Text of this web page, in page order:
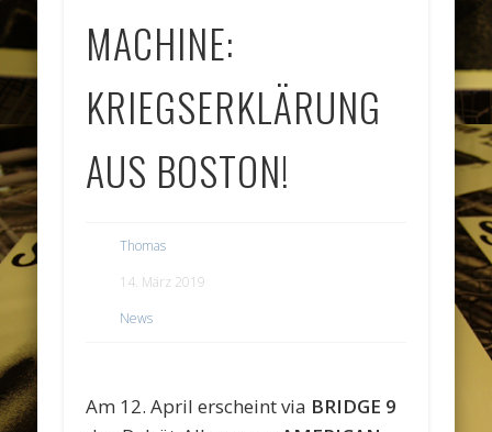
MACHINE:
KRIEGSERKLÄRUNG
AUS BOSTON!
Thomas
14. März 2019
News
Am 12. April erscheint via BRIDGE 9